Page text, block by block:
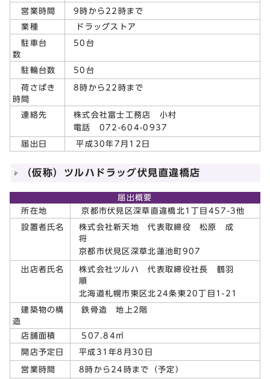
営業時間 9時から22時まで
業種 ドラッグストア
駐車台
数
50台
駐輪台数 50台
荷さばき
時間
8時から22時まで
連絡先
株式会社富士工務店 小村
電話 072-604-0937
届出日 平成30年7月12日
（仮称）ツルハドラッグ伏見直違橋店
届出概要
所在地
京都市伏見区深草直違橋北1丁目457-3他
設置者氏名
株式会社新天地 代表取締役 松原 成
将
京都市伏見区深草北蓮池町907
出店者氏名
株式会社ツルハ 代表取締役社長 鶴羽
順
北海道札幌市東区北24条東20丁目1-21
建築物の構
造
鉄骨造 地上2階
店舗面積 507.84㎡
開店予定日 平成31年8月30日
営業時間 8時から24時まで（予定）